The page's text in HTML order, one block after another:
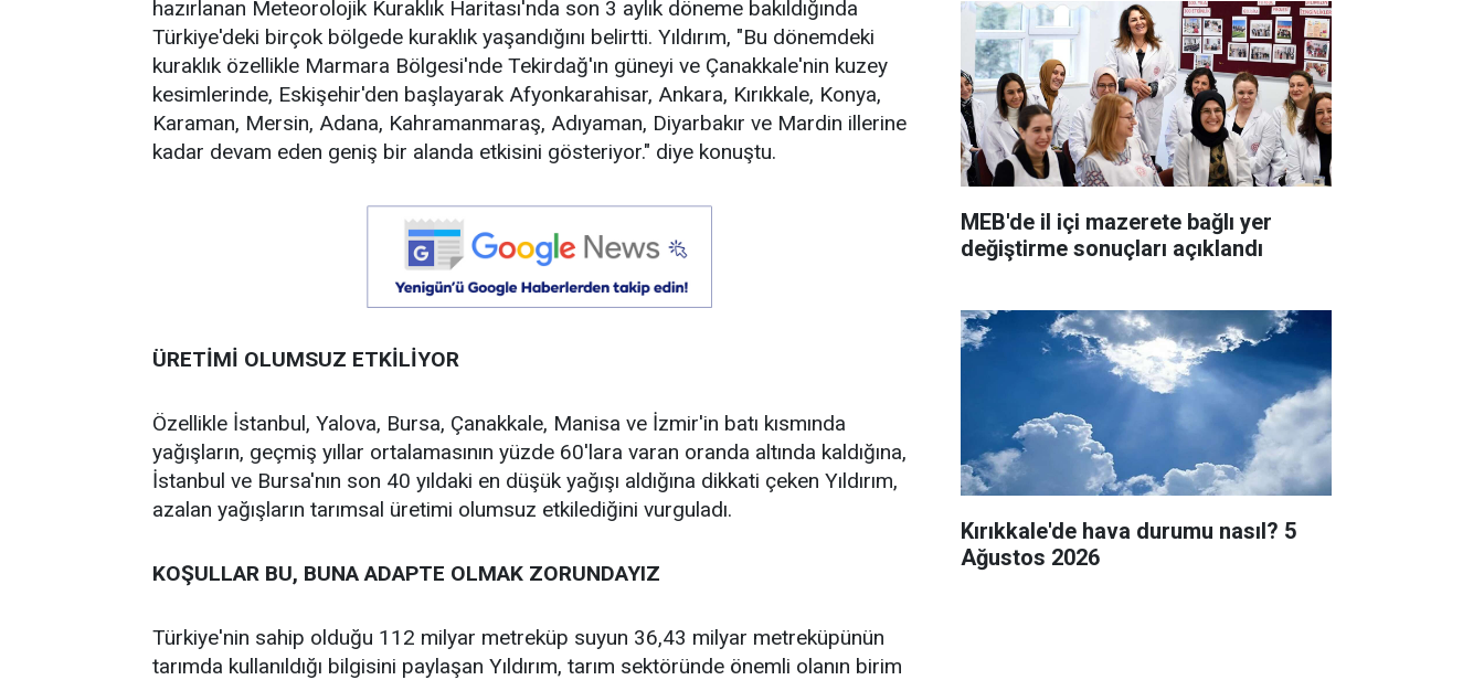
hazırlanan Meteorolojik Kuraklık Haritası'nda son 3 aylık döneme bakıldığında
Türkiye'deki birçok bölgede kuraklık yaşandığını belirtti. Yıldırım, "Bu dönemdeki
kuraklık özellikle Marmara Bölgesi'nde Tekirdağ'ın güneyi ve Çanakkale'nin kuzey
kesimlerinde, Eskişehir'den başlayarak Afyonkarahisar, Ankara, Kırıkkale, Konya,
Karaman, Mersin, Adana, Kahramanmaraş, Adıyaman, Diyarbakır ve Mardin illerine
kadar devam eden geniş bir alanda etkisini gösteriyor." diye konuştu.
ÜRETİMİ OLUMSUZ ETKİLİYOR
Özellikle İstanbul, Yalova, Bursa, Çanakkale, Manisa ve İzmir'in batı kısmında
yağışların, geçmiş yıllar ortalamasının yüzde 60'lara varan oranda altında kaldığına,
İstanbul ve Bursa'nın son 40 yıldaki en düşük yağışı aldığına dikkati çeken Yıldırım,
azalan yağışların tarımsal üretimi olumsuz etkilediğini vurguladı.
KOŞULLAR BU, BUNA ADAPTE OLMAK ZORUNDAYIZ
Türkiye'nin sahip olduğu 112 milyar metreküp suyun 36,43 milyar metreküpünün
tarımda kullanıldığı bilgisini paylaşan Yıldırım, tarım sektöründe önemli olanın birim
MEB'de il içi mazerete bağlı yer
değiştirme sonuçları açıklandı
Kırıkkale'de hava durumu nasıl? 5
Ağustos 2026